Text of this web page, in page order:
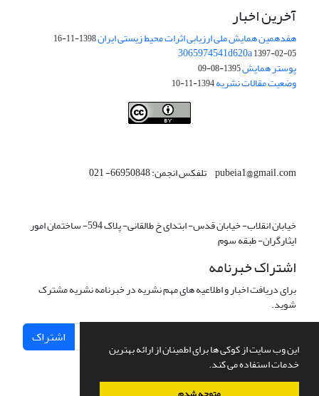
این وب سایت از کوکی ها برای اطمینان از ارائه بهترین
خدمات استفاده می کند.
آخرین اخبار
هفدهمین همایش ملی ارزیابی اثرات محیط زیستی ایران1398-11-16
3065974541d620a1397-02-05
پوستر همایش1395-08-09
وضعیت مقالات نشریه1394-11-10
pubeia1@gmail.com تلفکس انجمن: 66950848- 021
خیابان انقلاب- خیابان قدس- ابتدای خ طالقانی- پلاک 594- ساختمان امور
ایثارگران- طبقه سوم
اشتراک خبرنامه
برای دریافت اخبار و اطلاعیه های مهم نشریه در خبرنامه نشریه مشترک
شوید.
اشتراک